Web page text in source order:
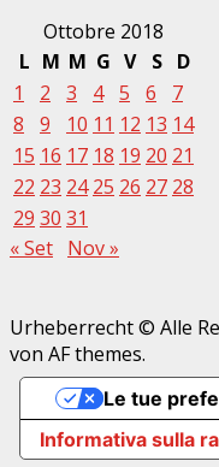
Ottobre 2018
L M M G V S
D
1
2 3 4 5 6
7
8
9 10 11 12 13 14
15 16 17 18 19 20 21
22 23 24 25 26 27 28
29 30 31
« Set Nov »
Urheberrecht © Alle
von AF themes.
Informativa sulla
Le tue